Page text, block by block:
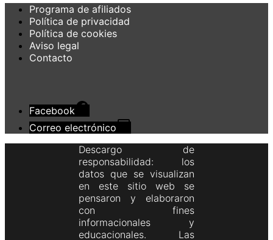
Programa de afiliados
Política de privacidad
Política de cookies
Aviso legal
Contacto
Facebook
Correo electrónico
Descargo de
responsabilidad: los
datos que se visualizan
en este sitio web se
pensaron y elaboraron
con fines
informacionales y
educacionales. Las